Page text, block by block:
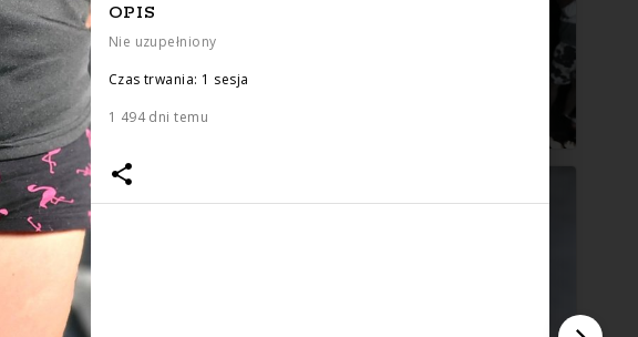
OPIS
Nie uzupełniony
Czas trwania: 1 sesja
1 494 dni temu